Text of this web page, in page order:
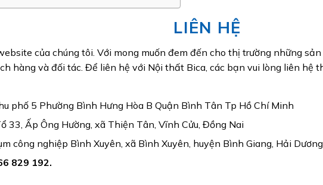
LIÊN HỆ
của chúng tôi. Với mong muốn đem đến cho thị trường những
hàng và đối tác. Để liên hệ với Nội thất Bica, các bạn vui lòng liên hệ
phố 5 Phường Bình Hưng Hòa B Quận Bình Tân Tp Hồ Chí Minh
33, Ấp Ông Hường, xã Thiện Tân, Vĩnh Cửu, Đồng Nai
công nghiệp Bình Xuyên, xã Bình Xuyên, huyện Bình Giang, Hải Dương
829 192.